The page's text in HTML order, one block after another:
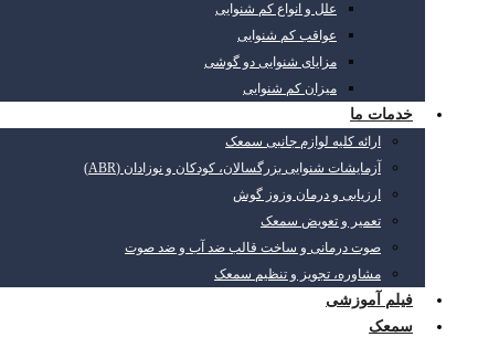
علل و انواع کم شنوایی
عواقب کم شنوایی
مزایای شنوایی دو گوشی
میزان کم شنوایی
خدمات ما
ارائه کلیه لوازم جانبی سمعک
آزمایشات شنوایی بزرگسالان، کودکان و نوزادان (ABR)
ارزیابی و درمان وزوز گوش
تعمیر و تعویض سمعک
صوت درمانی و ساخت قالب ضد آب و ضد صوت
مشاوره، تجویز و تنظیم سمعک
فیلم آموزشی
سمعک